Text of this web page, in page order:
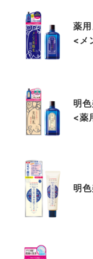
薬
<メ
明
<薬
明